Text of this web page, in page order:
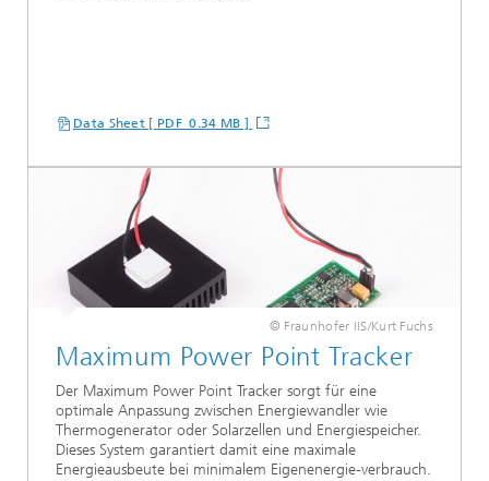
Data Sheet [ PDF 0.34 MB ]
© Fraunhofer IIS/Kurt Fuchs
Maximum Power Point Tracker
Der Maximum Power Point Tracker sorgt für eine
optimale Anpassung zwischen Energiewandler wie
Thermogenerator oder Solarzellen und Energiespeicher.
Dieses System garantiert damit eine maximale
Energieausbeute bei minimalem Eigenenergie-verbrauch.